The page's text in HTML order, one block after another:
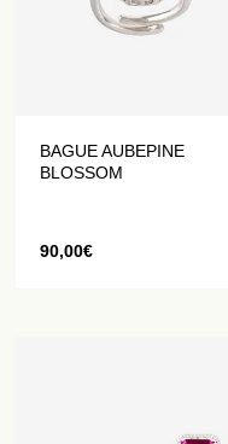
BAGUE AUBEPINE
BLOSSOM
90,00€